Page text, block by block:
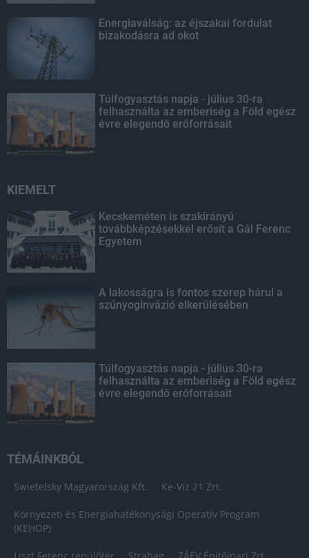
Energiaválság: az éjszakai fordulat
bizakodásra ad okot
Túlfogyasztás napja - július 30-ra
felhasználta az emberiség a Föld egész
évre elegendő erőforrásait
KIEMELT
Kecskeméten is szakirányú
továbbképzésekkel erősít a Gál Ferenc
Egyetem
A lakosságra is fontos szerep hárul a
szúnyoginvázió elkerülésében
Túlfogyasztás napja - július 30-ra
felhasználta az emberiség a Föld egész
évre elegendő erőforrásait
TÉMÁINKBÓL
Swietelsky Magyarország Kft. Ke-Víz 21 Zrt.
Környezeti és Energiahatékonysági Operatív Program
(KEHOP)